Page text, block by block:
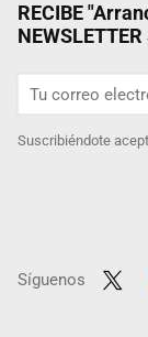
RECIBE
Suscribiéndote
Síguenos